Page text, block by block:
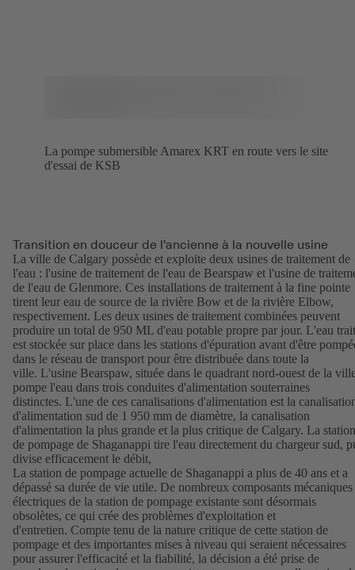
La pompe submersible Amarex KRT en route vers le site
d'essai de KSB
Transition en douceur de l'ancienne à la nouvelle usine
La ville de Calgary possède et exploite deux usines de traitement de
l'eau : l'usine de traitement de l'eau de Bearspaw et l'usine de
de l'eau de Glenmore. Ces installations de traitement à la fine pointe
tirent leur eau de source de la rivière Bow et de la rivière Elbow,
respectivement. Les deux usines de traitement combinées peuvent
produire un total de 950 ML d'eau potable propre par jour. L'eau
est stockée sur place dans les stations d'épuration avant d'être
dans le réseau de transport pour être distribuée dans toute la
ville. L'usine Bearspaw, située dans le quadrant nord-ouest de la
pompe l'eau dans trois conduites d'alimentation souterraines
distinctes. L'une de ces canalisations d'alimentation est la
d'alimentation sud de 1 950 mm de diamètre, la canalisation
d'alimentation la plus grande et la plus critique de Calgary. La station
de pompage de Shaganappi tire l'eau directement du chargeur sud,
divise efficacement le débit,
La station de pompage actuelle de Shaganappi a plus de 40 ans et a
dépassé sa durée de vie utile. De nombreux composants mécaniques
électriques de la station de pompage existante sont désormais
obsolètes, ce qui crée des problèmes d'exploitation et
d'entretien. Compte tenu de la nature critique de cette station de
pompage et des importantes mises à niveau qui seraient nécessaires
pour assurer l'efficacité et la fiabilité, la décision a été prise de